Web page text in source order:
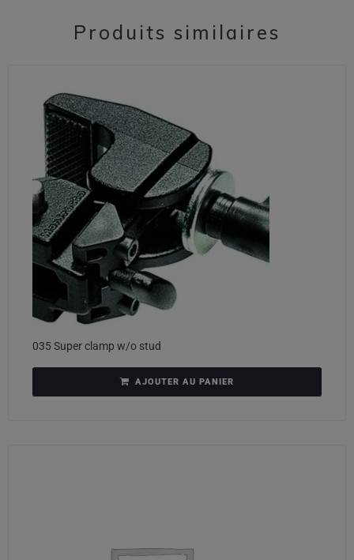
Produits similaires
035 Super clamp w/o stud
AJOUTER AU PANIER